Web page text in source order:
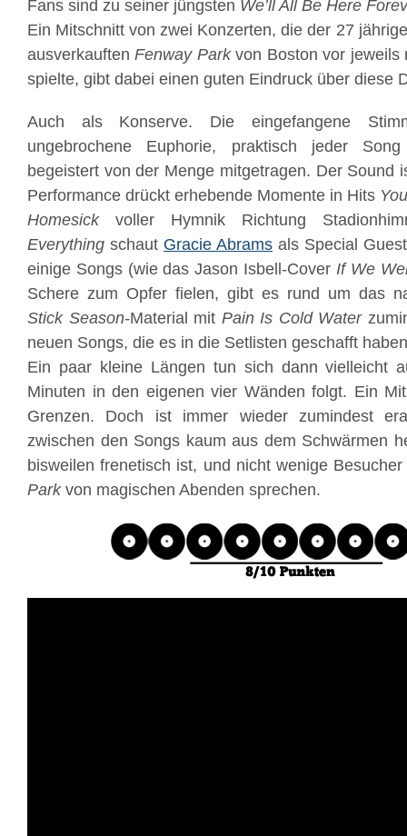
Fans sind zu seiner jüngsten We’ll All Be Here
Ein Mitschnitt von zwei Konzerten, die der 27
ausverkauftenFenway Parkvon Boston vor jeweils
spielte, gibt dabei einen guten Eindruck über diese
Auch als Konserve. Die eingefangene
ungebrochene Euphorie, praktisch jeder
begeistert von der Menge mitgetragen. Der Sound
Performance drückt erhebende Momente in Hits
Homesickvoller Hymnik Richtung
Everything schaut Gracie Abrams als Special
einige Songs (wie das Jason Isbell-Cover If We
Schere zum Opfer fielen, gibt es rund um das
Stick Season-Material mit Pain Is Cold Water
neuen Songs, die es in die Setlisten geschafft
Ein paar kleine Längen tun sich dann vielleicht
Minuten in den eigenen vier Wänden folgt. Ein
Grenzen. Doch ist immer wieder zumindest
zwischen den Songs kaum aus dem Schwärmen
bisweilen frenetisch ist, und nicht wenige
Parkvon magischen Abenden sprechen.